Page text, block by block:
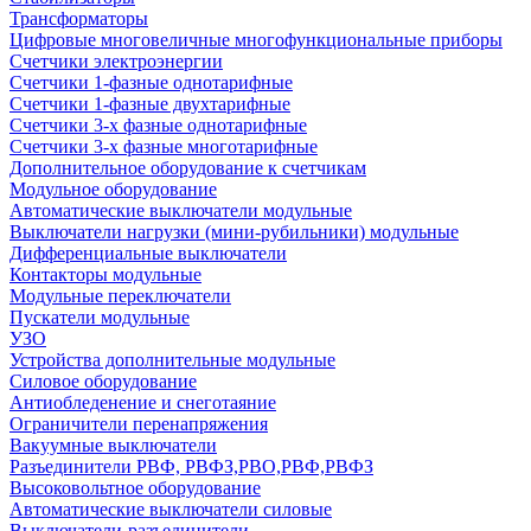
Трансформаторы
Цифровые многовеличные многофункциональные приборы
Счетчики электроэнергии
Счетчики 1-фазные однотарифные
Счетчики 1-фазные двухтарифные
Счетчики 3-х фазные однотарифные
Счетчики 3-х фазные многотарифные
Дополнительное оборудование к счетчикам
Модульное оборудование
Автоматические выключатели модульные
Выключатели нагрузки (мини-рубильники) модульные
Дифференциальные выключатели
Контакторы модульные
Модульные переключатели
Пускатели модульные
УЗО
Устройства дополнительные модульные
Силовое оборудование
Антиобледенение и снеготаяние
Ограничители перенапряжения
Вакуумные выключатели
Разъединители РВФ, РВФЗ,РВО,РВФ,РВФЗ
Высоковольтное оборудование
Автоматические выключатели cиловые